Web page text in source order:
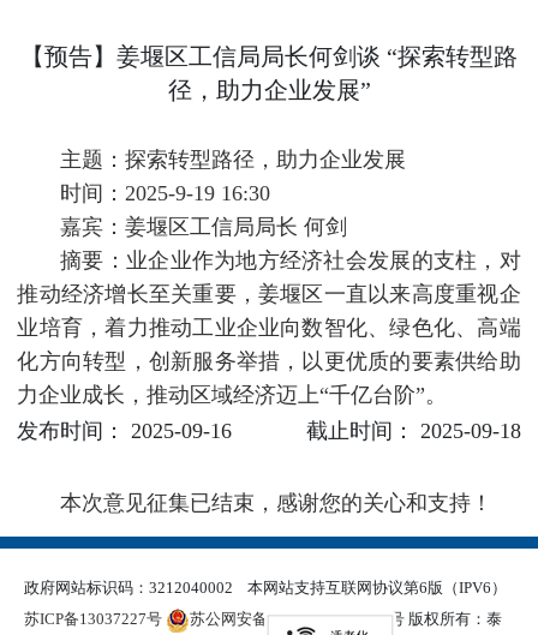
【预告】姜堰区工信局局长何剑谈 “探索转型路
径，助力企业发展”
主题：探索转型路径，助力企业发展
时间：2025-9-19 16:30
嘉宾：姜堰区工信局局长 何剑
摘要：业企业作为地方经济社会发展的支柱，对
推动经济增长至关重要，姜堰区一直以来高度重视企
业培育，着力推动工业企业向数智化、绿色化、高端
化方向转型，创新服务举措，以更优质的要素供给助
力企业成长，推动区域经济迈上“千亿台阶”。
发布时间： 2025-09-16
截止时间： 2025-09-18
本次意见征集已结束，感谢您的关心和支持！
政府网站标识码：3212040002
本网站支持互联网协议第6版（IPV6）
苏ICP备13037227号
苏公网安备 32120402000321号 版权所有：泰